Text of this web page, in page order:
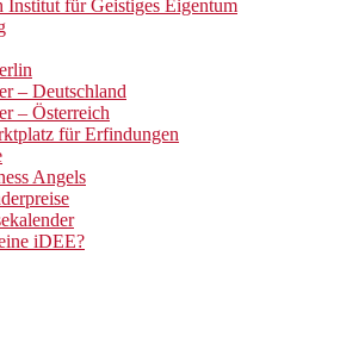
Institut für Geistiges Eigentum
– Deutschland
– Österreich
für Erfindungen
Angels
iDEE?